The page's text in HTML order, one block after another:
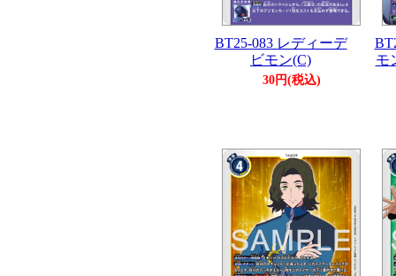
BT25-083 レディーデ
ビモン(C)
30円(税込)
モ